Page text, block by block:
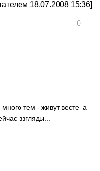
18.07.2008 15:36]
0
тем - живут весте. а
взгляды...